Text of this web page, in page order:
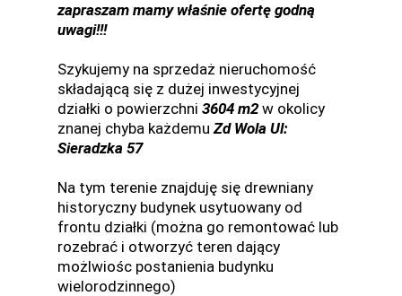
zapraszam mamy właśnie ofertę godną
uwagi!!!
Szykujemy na sprzedaż nieruchomość
składającą się z dużej inwestycyjnej
działki o powierzchni 3604 m2 w okolicy
znanej chyba każdemu Zd Wola Ul:
Sieradzka 57
Na tym terenie znajduję się drewniany
historyczny budynek usytuowany od
frontu działki (można go remontować lub
rozebrać i otworzyć teren dający
możlwiośc postanienia budynku
wielorodzinnego)